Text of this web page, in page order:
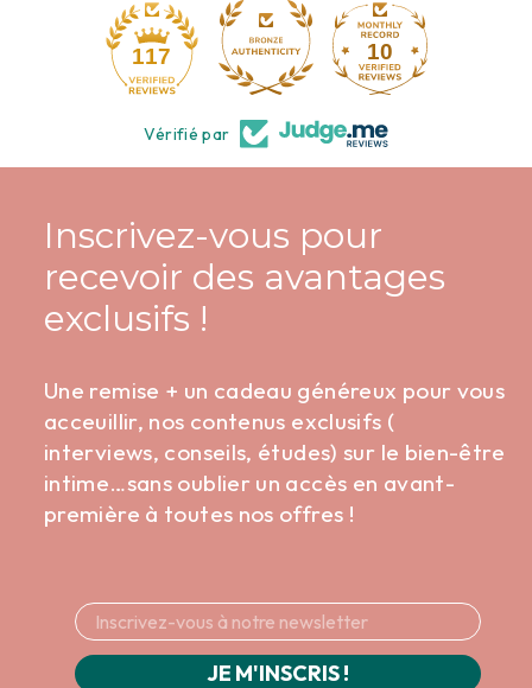
117 10
Vérifié par
Inscrivez-vous pour
recevoir des avantages
exclusifs !
Une remise + un cadeau généreux pour vous
acceuillir, nos contenus exclusifs (
interviews, conseils, études) sur le bien-être
intime…sans oublier un accès en avant-
première à toutes nos offres !
JE M'INSCRIS !